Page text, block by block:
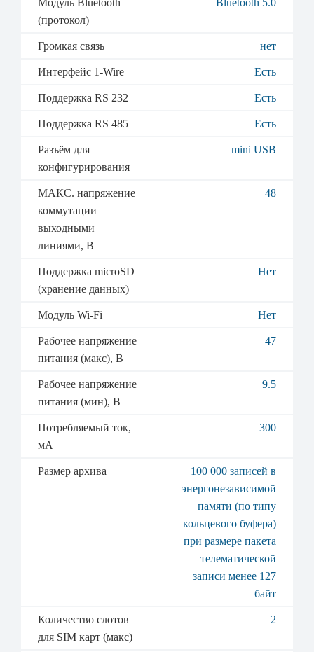
Модуль Bluetooth
(протокол)
Bluetooth 5.0
Громкая связь нет
Интерфейс 1-Wire Есть
Поддержка RS 232 Есть
Поддержка RS 485 Есть
Разъём для
конфигурирования
mini USB
МАКС. напряжение
коммутации
выходными
линиями, В
48
Поддержка microSD
(хранение данных)
Нет
Модуль Wi-Fi Нет
Рабочее напряжение
питания (макс), В
47
Рабочее напряжение
питания (мин), В
9.5
Потребляемый ток,
мА
300
Размер архива
100 000 записей в
энергонезависимой
памяти (по типу
кольцевого буфера)
при размере пакета
телематической
записи менее 127
байт
Количество слотов
для SIM карт (макс)
2